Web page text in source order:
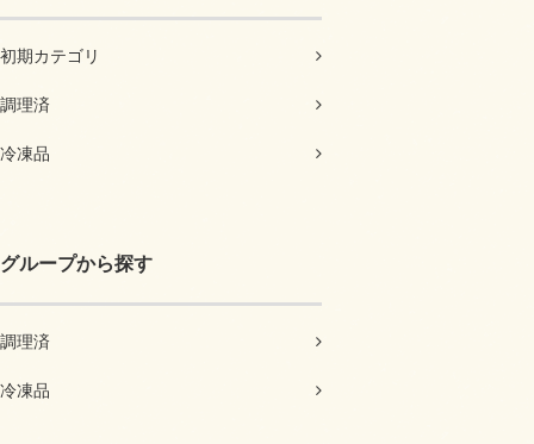
初期カテゴリ
調理済
冷凍品
グループから探す
調理済
冷凍品